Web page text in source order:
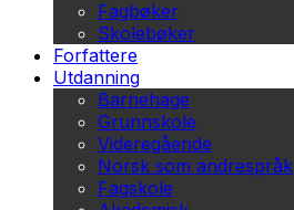
Fagbøker
Skolebøker
Forfattere
Utdanning
Barnehage
Grunnskole
Videregående
Norsk som andrespråk
Fagskole